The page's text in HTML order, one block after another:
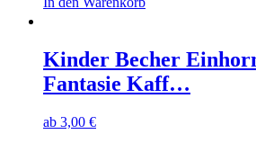
Kinder Becher
Fantasie Kaff…
ab 3,00 €